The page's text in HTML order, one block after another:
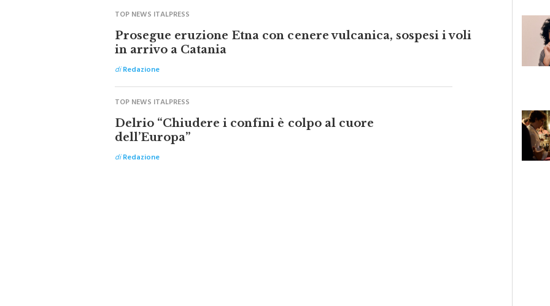
TOP NEWS ITALPRESS
Prosegue eruzione Etna con cenere vulcanica, sospesi i voli
in arrivo a Catania
diRedazione
TOP NEWS ITALPRESS
Delrio “Chiudere i confini è colpo al cuore
dell’Europa”
diRedazione